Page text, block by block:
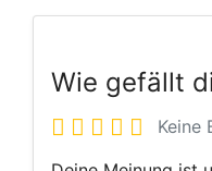
Wie gefällt
Keine